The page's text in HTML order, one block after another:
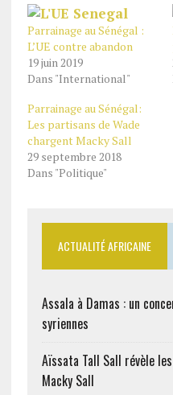
Parrainage au Sénégal :
L’UE contre abandon
19 juin 2019
Dans "International"
Parrainage au Sénégal:
Les partisans de Wade
chargent Macky Sall
29 septembre 2018
Dans "Politique"
ACTUALITÉ AFRICAINE
Assala à Damas : un
syriennes
Aïssata Tall Sall révèle
Macky Sall